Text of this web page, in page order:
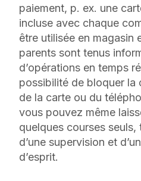
paiement, p. ex. une
incluse avec chaque
être utilisée en magasin
parents sont tenus
d’opérations en temps
possibilité de bloquer la
de la carte ou du
vous pouvez même
quelques courses
d’une supervision et
d’esprit.